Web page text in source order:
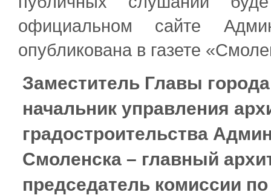
официальном сайте
опубликована в газете
Заместитель Главы
начальник управления
градостроительства
Смоленска – главный
председатель комиссии